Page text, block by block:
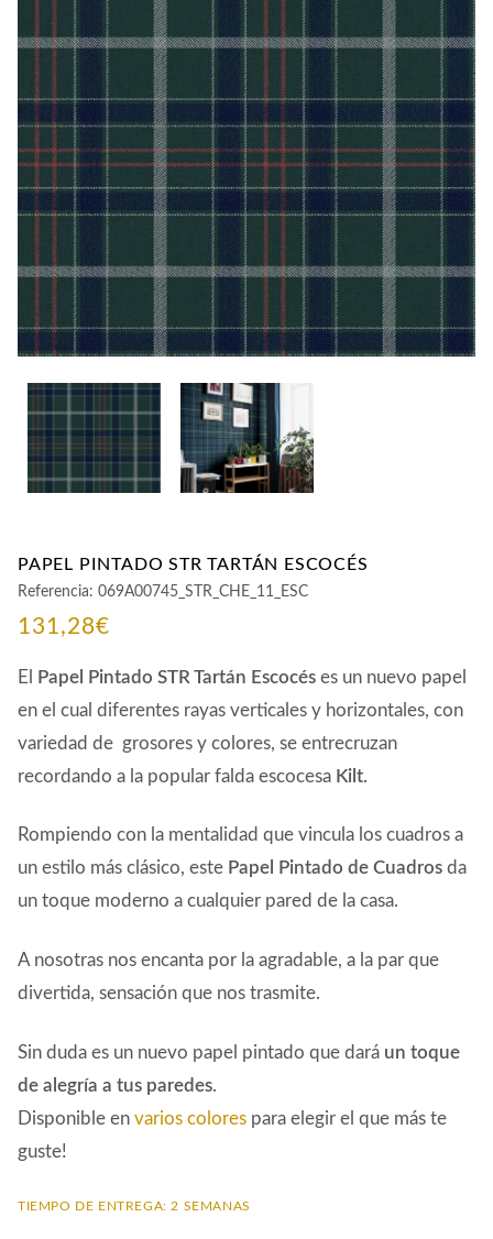
CONTACTO
PAPEL PINTADO STR TARTÁN ESCOCÉS
Referencia: 069A00745_STR_CHE_11_ESC
131,28€
El Papel Pintado STR Tartán Escocés es un nuevo papel
en el cual diferentes rayas verticales y horizontales, con
variedad de grosores y colores, se entrecruzan
recordando a la popular falda escocesa Kilt.
Rompiendo con la mentalidad que vincula los cuadros a
un estilo más clásico, este Papel Pintado de Cuadros da
un toque moderno a cualquier pared de la casa.
A nosotras nos encanta por la agradable, a la par que
divertida, sensación que nos trasmite.
Sin duda es un nuevo papel pintado que dará un toque
de alegría a tus paredes.
Disponible en varios colores para elegir el que más te
guste!
TIEMPO DE ENTREGA: 2 SEMANAS